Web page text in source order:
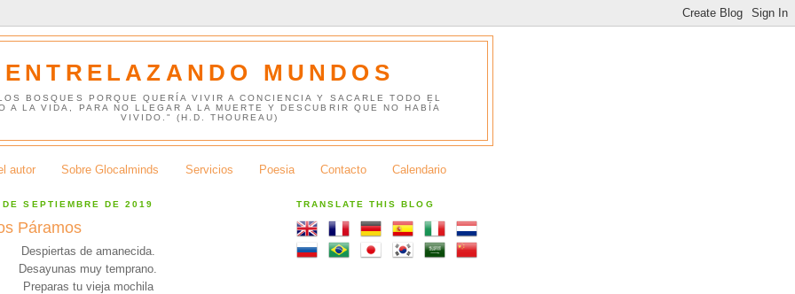
ENTRELAZANDO MUNDOS
BOSQUES PORQUE QUERÍA VIVIR A CONCIENCIA Y SACARLE TODO EL
A LA VIDA, PARA NO LLEGAR A LA MUERTE Y DESCUBRIR QUE NO HABÍA
VIVIDO." (H.D. THOUREAU)
autor Sobre Glocalminds Servicios Poesia Contacto Calendario
SEPTIEMBRE DE 2019
Páramos
Despiertas de amanecida.
Desayunas muy temprano.
Preparas tu vieja mochila
TRANSLATE THIS BLOG